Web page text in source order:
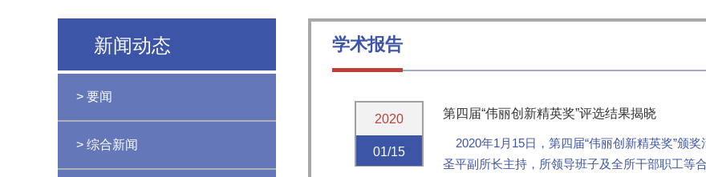
新闻动态
> 要闻
> 综合新闻
学术报告
2020
01/15
第四届“伟丽创新精英奖”评选结果揭晓
2020年1月15日，第四届“伟丽创新精英奖”颁
圣平副所长主持，所领导班子及全所干部职工等